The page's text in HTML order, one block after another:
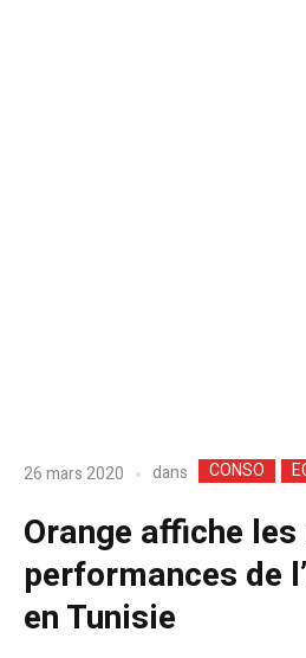
26 mars 2020 dans CONSO
Orange affiche
performances de
en Tunisie